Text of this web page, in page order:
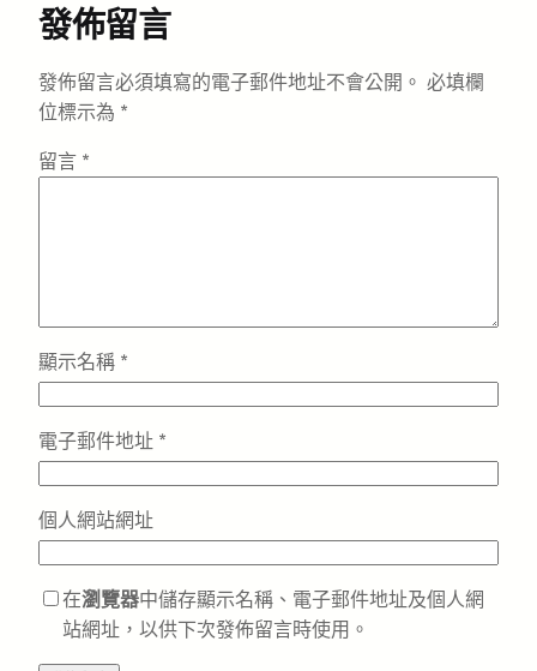
發佈留言
發佈留言必須填寫的電子郵件地址不會公開。 必填欄
位標示為 *
留言 *
顯示名稱 *
電子郵件地址 *
個人網站網址
在瀏覽器中儲存顯示名稱、電子郵件地址及個人網
站網址，以供下次發佈留言時使用。